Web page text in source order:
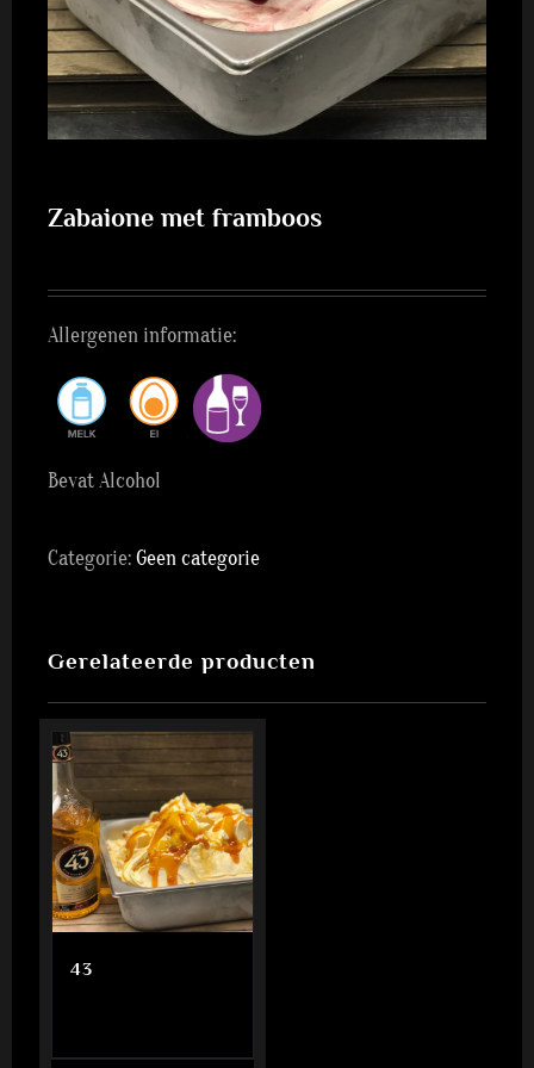
Zabaione met framboos
Allergenen informatie:
Bevat Alcohol
Categorie:Geen categorie
Gerelateerde producten
43